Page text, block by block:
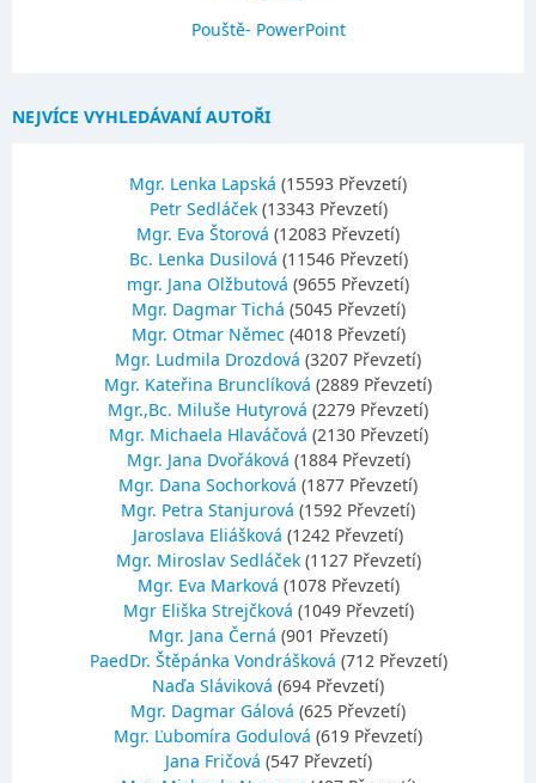
Pouště- PowerPoint
NEJVÍCE VYHLEDÁVANÍ AUTOŘI
Mgr. Lenka Lapská (15593 Převzetí)
Petr Sedláček (13343 Převzetí)
Mgr. Eva Štorová (12083 Převzetí)
Bc. Lenka Dusilová (11546 Převzetí)
mgr. Jana Olžbutová (9655 Převzetí)
Mgr. Dagmar Tichá (5045 Převzetí)
Mgr. Otmar Němec (4018 Převzetí)
Mgr. Ludmila Drozdová (3207 Převzetí)
Mgr. Kateřina Brunclíková (2889 Převzetí)
Mgr.,Bc. Miluše Hutyrová (2279 Převzetí)
Mgr. Michaela Hlaváčová (2130 Převzetí)
Mgr. Jana Dvořáková (1884 Převzetí)
Mgr. Dana Sochorková (1877 Převzetí)
Mgr. Petra Stanjurová (1592 Převzetí)
Jaroslava Eliášková (1242 Převzetí)
Mgr. Miroslav Sedláček (1127 Převzetí)
Mgr. Eva Marková (1078 Převzetí)
Mgr Eliška Strejčková (1049 Převzetí)
Mgr. Jana Černá (901 Převzetí)
PaedDr. Štěpánka Vondrášková (712 Převzetí)
Naďa Sláviková (694 Převzetí)
Mgr. Dagmar Gálová (625 Převzetí)
Mgr. Ľubomíra Godulová (619 Převzetí)
Jana Fričová (547 Převzetí)